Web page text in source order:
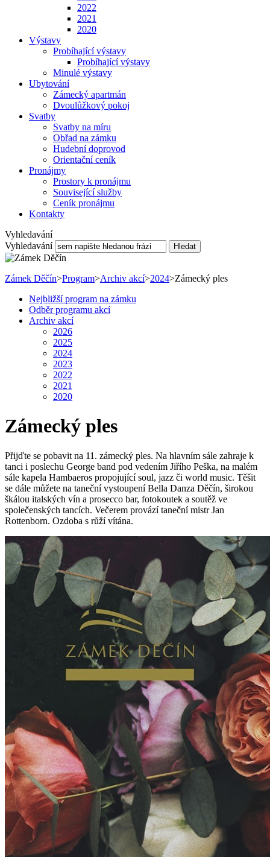
2022
2021
2020
Výstavy
Probíhající výstavy
Probíhající výstavy
Minulé výstavy
Ubytování
Zámecký apartmán
Dvoulůžkový pokoj
Svatby
Svatby na míru
Obřad na zámku
Hudební doprovod
Orientační ceník
Pronájmy
Prostory k pronájmu
Související služby
Ceník pronájmu
Kontakty
Vyhledavání
Vyhledavání
Hledat
Zámek Děčín>Program>Archiv akcí>2024>Zámecký ples
Nejbližší program na zámku
Odběr programu akcí
Archiv akcí
2026
2025
2024
2023
2022
2021
2020
Zámecký ples
Přijďte se pobavit na 11. zámecký ples. Na hlavním sále zahraje k
tanci i poslechu George band pod vedením Jiřího Peška, na malém
sále kapela Hambaeros propojující soul, jazz či world music. Těšit
se dále můžete na taneční vystoupení Bella Danza Děčín, širokou
škálou italských vín a prosecco bar, fotokoutek a soutěž ve
společenských tancích. Večerem provází taneční mistr Jan
Rottenborn. Ozdoba s růží vítána.